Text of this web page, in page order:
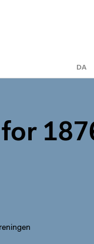
DA